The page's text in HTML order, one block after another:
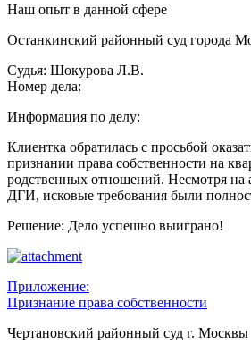
Наш опыт в данной сфере
Останкинский районный суд города
Судья: Шокурова Л.В.
Номер дела:
Информация по делу:
Клиентка обратилась с просьбой
признании права собственности на
родственных отношений. Несмотря
ДГИ, исковые требования были
Решение: Дело успешно выиграно!
Приложение:
Признание права собственности
Чертановский районный суд г. Москвы